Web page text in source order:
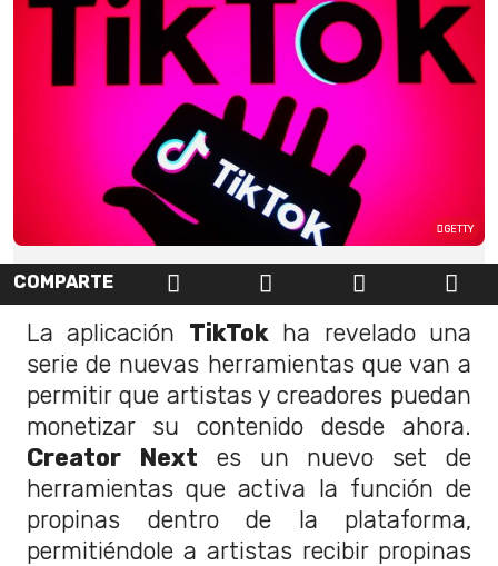
GETTY
COMPARTE
La aplicación TikTok ha revelado una
serie de nuevas herramientas que van a
permitir que artistas y creadores puedan
monetizar su contenido desde ahora.
Creator Next es un nuevo set de
herramientas que activa la función de
propinas dentro de la plataforma,
permitiéndole a artistas recibir propinas